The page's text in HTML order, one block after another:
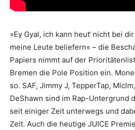
»Ey Gyal, ich kann heut‘ nicht bei
meine Leute beliefern« – die
Papiers nimmt auf der
Bremen die Pole Position ein.
so. SAF, Jimmy J, TepperTap,
DeShawn sind im Rap-Untergrund
seit einiger Zeit unterwegs und
Zeit. Auch die heutige JUICE